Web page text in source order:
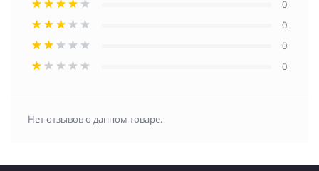
0
0
0
0
Нет отзывов о данном товаре.